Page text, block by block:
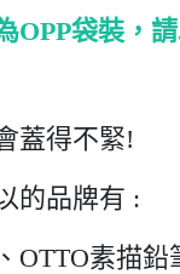
OPP袋裝，
蓋得不緊!
的品牌有 :
OTTO素描